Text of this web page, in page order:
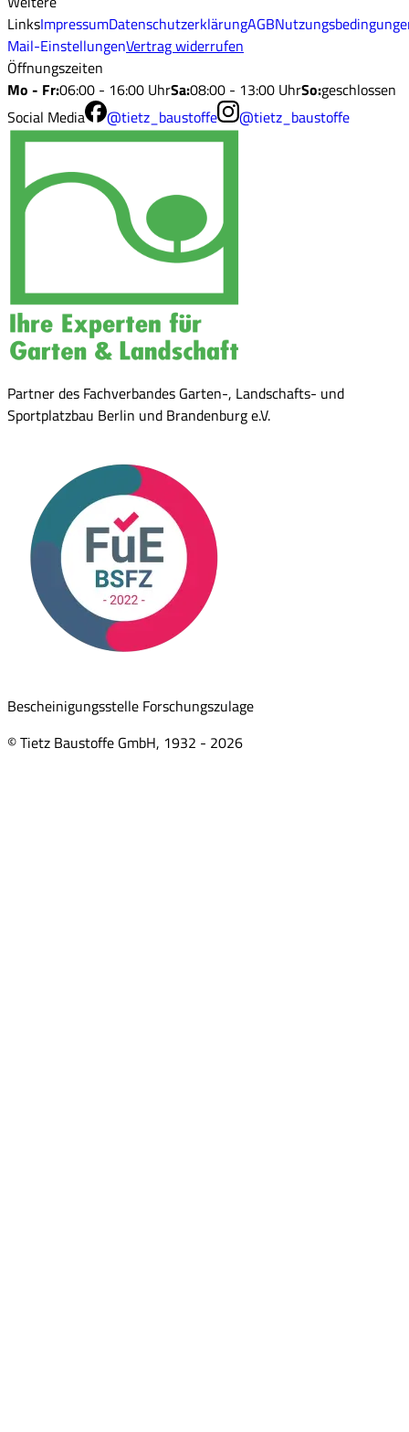
LinksImpressumDatenschutzerklärungAGB
Mail-EinstellungenVertrag widerrufen
Öffnungszeiten
Mo - Fr:06:00 - 16:00 UhrSa:08:00 - 13:00 UhrSo:geschlossen
Social Media
@tietz_baustoffe @tietz_baustoffe
Partner des Fachverbandes Garten-, Landschafts- und
Sportplatzbau Berlin und Brandenburg e.V.
Bescheinigungsstelle Forschungszulage
© Tietz Baustoffe GmbH, 1932 - 2026